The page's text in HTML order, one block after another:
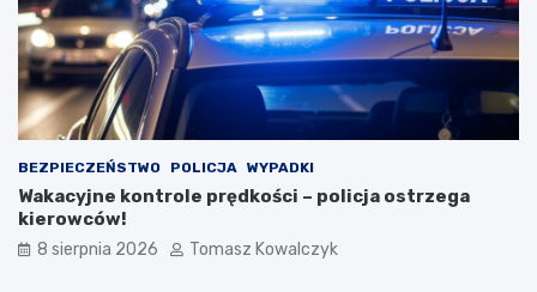
BEZPIECZEŃSTWO POLICJA WYPADKI
Wakacyjne kontrole prędkości – policja ostrzega
kierowców!
8 sierpnia 2026 Tomasz Kowalczyk